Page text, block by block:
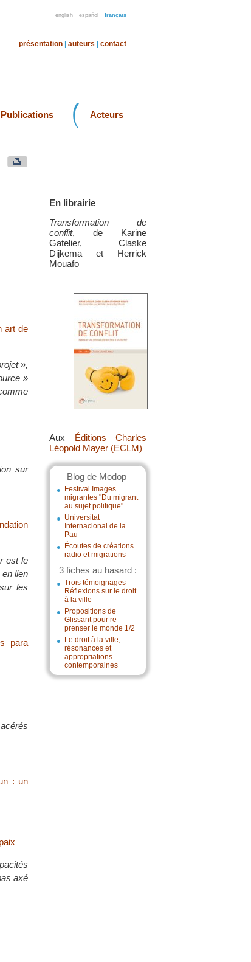
english español français
présentation auteurs contact
Publications Acteurs
En librairie
Transformation de
conflit, de Karine
Gatelier, Claske
Dijkema et Herrick
Mouafo
Aux Éditions Charles
Léopold Mayer (ECLM)
Blog de Modop
Festival Images
migrantes "Du migrant
au sujet politique"
Universitat
Internacional de la
Pau
Écoutes de créations
radio et migrations
3 fiches au hasard :
Trois témoignages -
Réflexions sur le droit
à la ville
Propositions de
Glissant pour re-
prenser le monde 1/2
Le droit à la ville,
résonances et
appropriations
contemporaines
art de
»,
»
sur
est le
en lien
les
para
: un
axé